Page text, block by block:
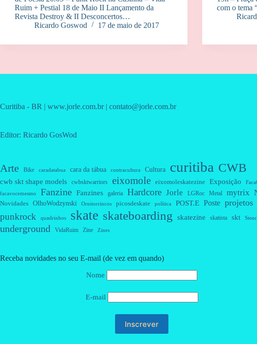
Ruim + Pestial 18 de Maio II Lançamento da
Revista Destroy & II Desconcertos…
Ricardo Goswod
17 de maio de 2017
com o tema
Curitiba - BR | www.jorle.com.br | contato@jorle.com.br
Editor: Ricardo GosWod
Arte Bike caradatabua cara da tábua contracultura Cultura curitiba CWB
cwb skt shape models cwbsktwarriors eixomole eixomoleskatezine Exposição
facavocemesmo Fanzine Fanzines galeria Hardcore Jorle LGRoc Metal mytrix
Novidades OlhoWodzynski Ornitorrincos picosdeskate política POST.E Poste projetos
punkrock quadrinhos skate skateboarding skatezine skatista skt
underground VidaRuim Zine Zines
Receba novidades no seu E-mail (de vez em quando)
Nome
E-mail